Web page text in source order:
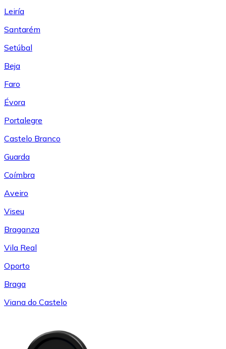
Leiría
Santarém
Setúbal
Beja
Faro
Évora
Portalegre
Castelo Branco
Guarda
Coímbra
Aveiro
Viseu
Braganza
Vila Real
Oporto
Braga
Viana do Castelo